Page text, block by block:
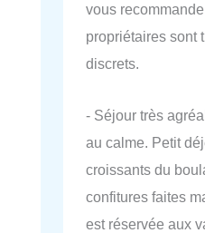
vous
propriétaires sont
discrets.
- Séjour très
au calme. Petit
croissants du
confitures faites
est réservée aux